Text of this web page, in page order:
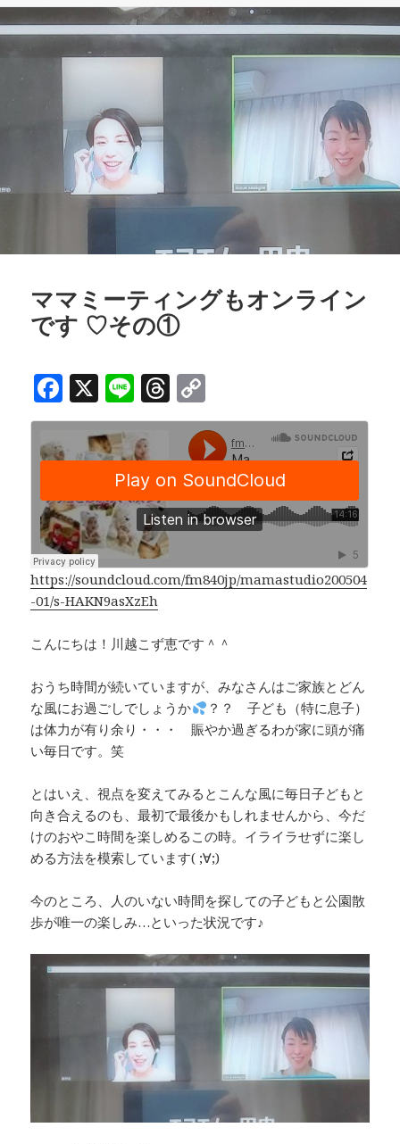
b
o
k
a
d
s
Li
n
k
者
ママミーティングもオンライン
です ♡その①
F
a
c
e
b
o
o
k
X Li
n
e
T
h
e
a
d
s
o
p
y
Li
n
k
https://soundcloud.com/fm840jp/mamastudio200504
-01/s-HAKN9asXzEh
こんにちは！川越こず恵です＾＾
おうち時間が続いていますが、みなさんはご家族とどん
な風にお過ごしでしょうか
？？ 子ども（特に息子）
は体力が有り余り・・・ 賑やか過ぎるわが家に頭が痛
い毎日です。笑
とはいえ、視点を変えてみるとこんな風に毎日子どもと
向き合えるのも、最初で最後かもしれませんから、今だ
けのおやこ時間を楽しめるこの時。イライラせずに楽し
める方法を模索しています( ;∀;)
今のところ、人のいない時間を探しての子どもと公園散
歩が唯一の楽しみ…といった状況です♪